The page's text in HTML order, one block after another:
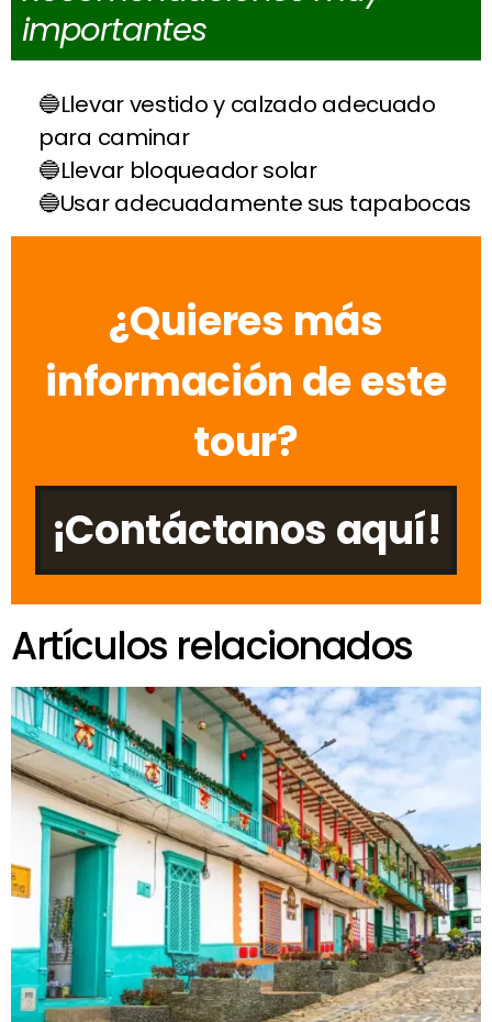
importantes
Llevar vestido y calzado adecuado
para caminar
Llevar bloqueador solar
Usar adecuadamente sus tapabocas
¿Quieres más
información de este
tour?
¡Contáctanos aquí!
Artículos relacionados